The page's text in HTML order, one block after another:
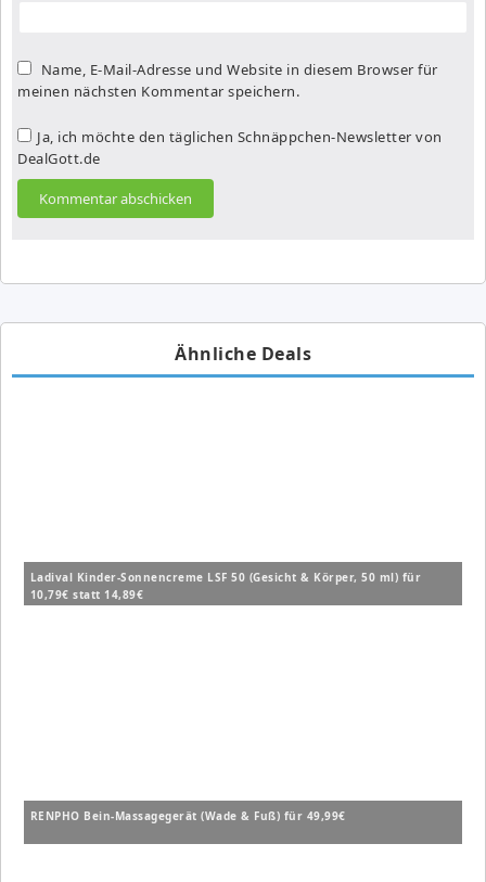
Name, E-Mail-Adresse und Website in diesem Browser für
meinen nächsten Kommentar speichern.
Ja, ich möchte den täglichen Schnäppchen-Newsletter von
DealGott.de
Ähnliche Deals
Ladival Kinder-Sonnencreme LSF 50 (Gesicht & Körper, 50 ml) für
10,79€ statt 14,89€
RENPHO Bein-Massagegerät (Wade & Fuß) für 49,99€